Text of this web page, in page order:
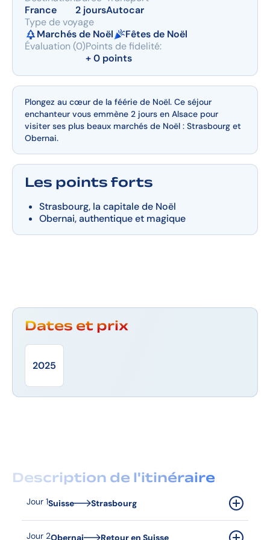
France
2 joursAutocar
Type de voyage
Marchés de Noël
Fêtes de Noël
Évaluation (0)Points de fidelité:
+ 0 points
Plongez au cœur de la féérie de Noël. Ce séjour
enchanteur vous emmène 2 jours en Alsace pour
visiter ses plus beaux marchés de Noël : Strasbourg et
Obernai.
Les points forts
Strasbourg, la capitale de Noël
Obernai, authentique et magique
Dates et prix
2025
Description de l'itinéraire
Jour 1Suisse Strasbourg
Départ en direction de Berne, Bâle. Arrivée à
Jour 2Obernai Retour en Suisse